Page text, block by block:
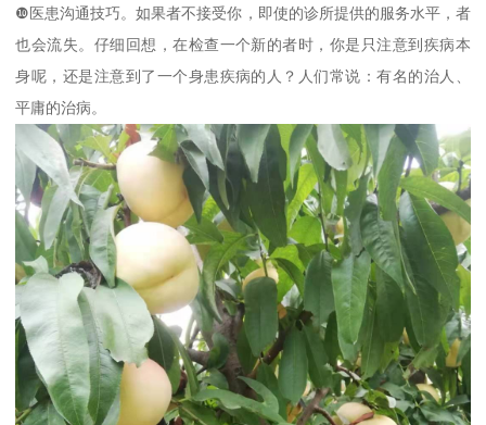
❿医患沟通技巧。如果者不接受你，即使的诊所提供的服务水平，者
也会流失。仔细回想，在检查一个新的者时，你是只注意到疾病本
身呢，还是注意到了一个身患疾病的人？人们常说：有名的治人、
平庸的治病。